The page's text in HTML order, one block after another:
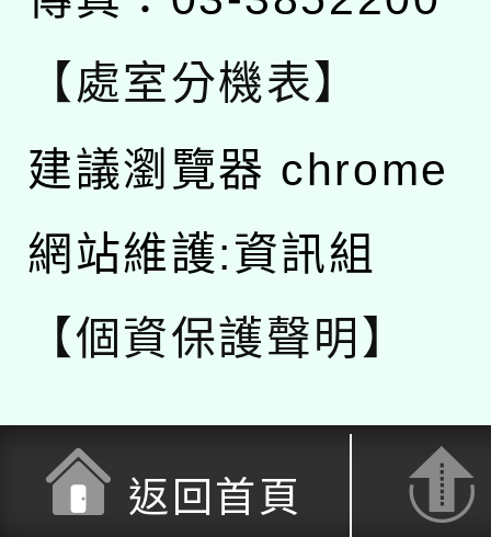
【處室分機表】
建議瀏覽器 chrome
網站維護:資訊組
【個資保護聲明】
返回首頁